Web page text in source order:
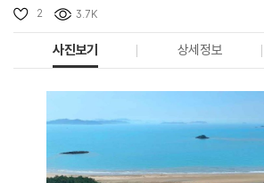
2 3.7K
사진보기 상세정보